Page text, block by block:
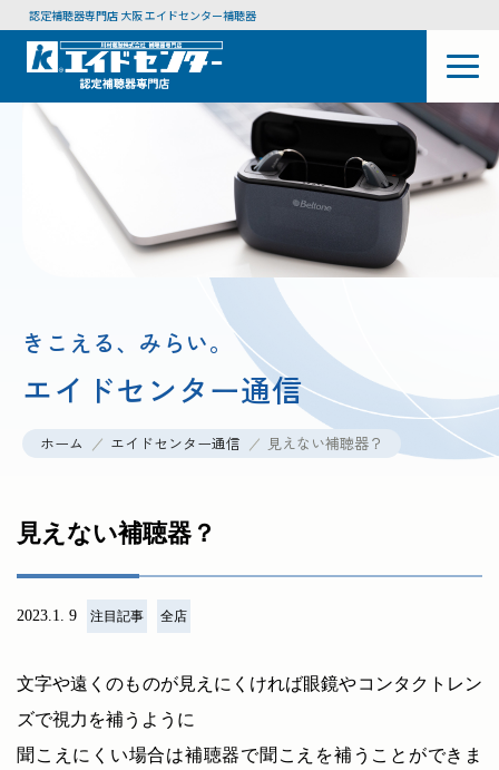
認定補聴器専門店 大阪 エイドセンター補聴器
きこえる、みらい。
エイドセンター通信
ホーム エイドセンター通信 見えない補聴器？
見えない補聴器？
2023.1. 9 注目記事 全店
文字や遠くのものが見えにくければ眼鏡やコンタクトレン
ズで視力を補うように
聞こえにくい場合は補聴器で聞こえを補うことができま